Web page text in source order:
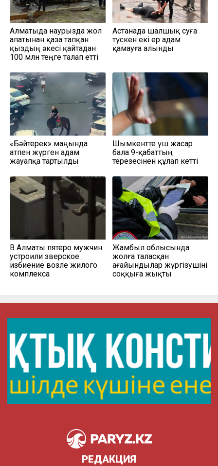
Алматыда наурызда жол
апатынан қаза тапқан
қыздың әкесі қайтадан
100 млн теңге талап етті
Астанада шалшық суға
түскен екі ер адам
қамауға алынды
«Бәйтерек» маңында
атпен жүрген адам
жауапқа тартылды
Шымкентте үш жасар
бала 9-қабаттың
терезесінен құлап кетті
В Алматы пятеро мужчин
устроили зверское
избиение возле жилого
комплекса
Жамбыл облысында
жолға таласқан
ағайындылар жүргізушіні
соққыға жықты
РЕДАКЦИЯ